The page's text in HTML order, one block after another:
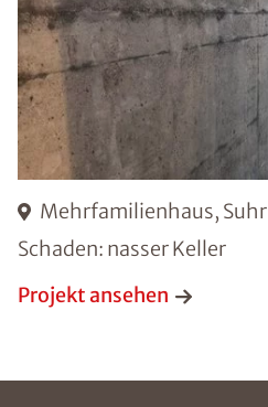
Mehrfamilienhaus, Suhr
Schaden: nasser Keller
Projekt ansehen